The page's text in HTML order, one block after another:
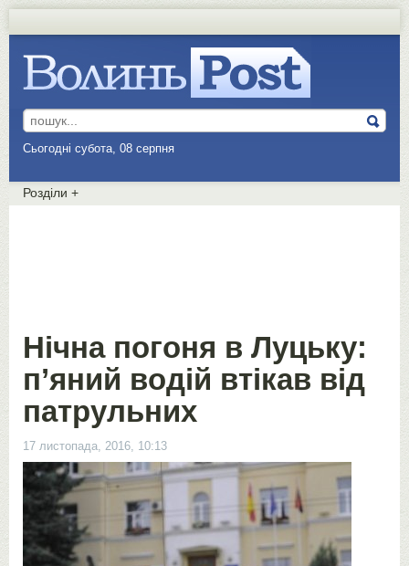
Сьогодні субота, 08 серпня
Розділи +
Нічна погоня в Луцьку:
п’яний водій втікав від
патрульних
17 листопада, 2016, 10:13